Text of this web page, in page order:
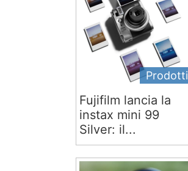
Prodotti
Fujifilm lancia la
instax mini 99
Silver: il...